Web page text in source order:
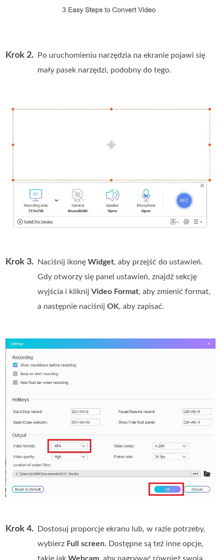
Krok 2.
Po uruchomieniu narzędzia na ekranie pojawi się
mały pasek narzędzi, podobny do tego.
Krok 3. Naciśnij ikonęWidget, aby przejść do ustawień.
Gdy otworzy się panel ustawień, znajdź sekcję
wyjścia i kliknijVideo Format, aby zmienić format,
a następnie naciśnijOK, aby zapisać.
Krok 4.
Dostosuj proporcje ekranu lub, w razie potrzeby,
wybierz Full screen. Dostępne są też inne opcje,
takie jakWebcam , aby nagrywać również swoją